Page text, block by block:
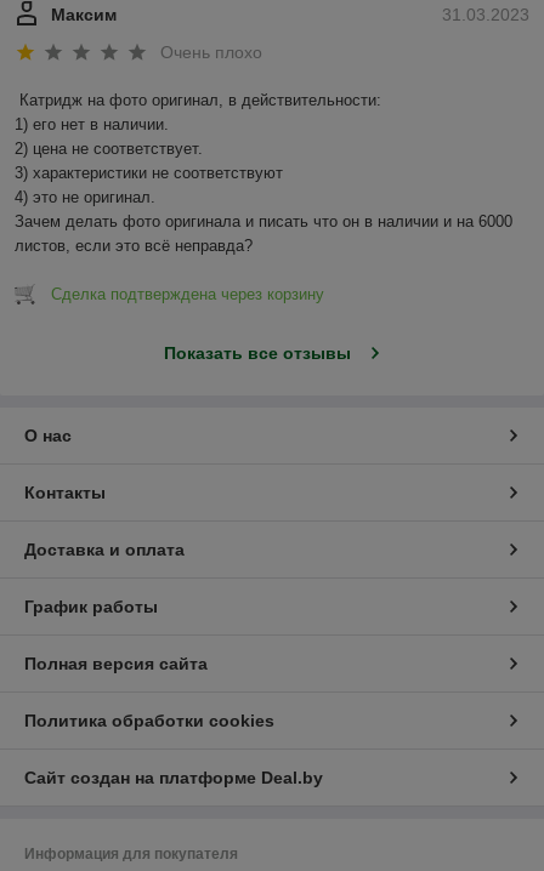
31.03.2023
Максим
Очень плохо
Катридж на фото оригинал, в действительности:
1) его нет в наличии.
2) цена не соответствует.
3) характеристики не соответствуют
4) это не оригинал.
Зачем делать фото оригинала и писать что он в наличии и на 6000
листов, если это всё неправда?
Сделка подтверждена через корзину
Показать все отзывы
О нас
Контакты
Доставка и оплата
График работы
Полная версия сайта
Политика обработки cookies
Сайт создан на платформе Deal.by
Информация для покупателя